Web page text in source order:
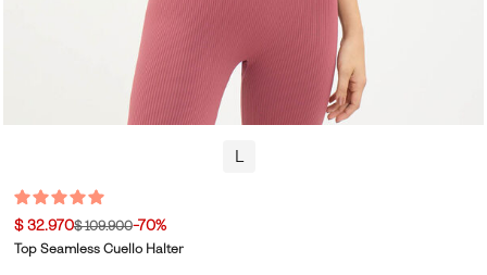
L
$ 32.970$ 109.900-70%
Top Seamless Cuello Halter